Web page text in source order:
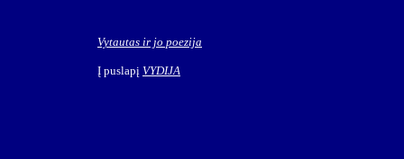
Vytautas ir jo poezija
Į puslapį VYDIJA